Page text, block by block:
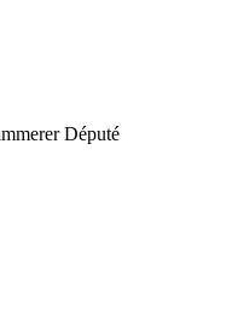
Député